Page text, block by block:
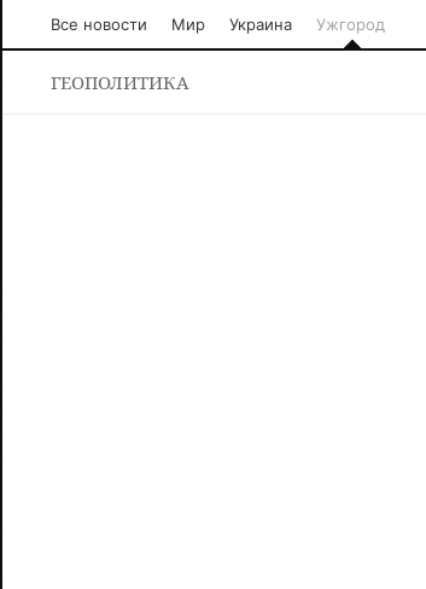
Все новости Мир Украина Ужгород
ГЕОПОЛИТИКА